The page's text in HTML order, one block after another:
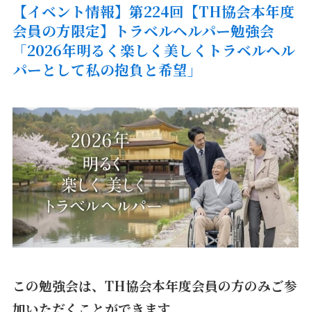
【イベント情報】 第224回【TH協会本年度
会員の方限定】トラベルヘルパー勉強会
「2026年明るく楽しく美しくトラベルヘル
パーとして私の抱負と希望」
この勉強会は、TH協会本年度会員の方のみご参
加いただくことができます